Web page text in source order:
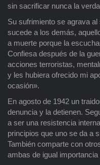
sin sacrificar nunca la
Su sufrimiento se agrava
sucede a los demás,
a muerte porque la
Confiesa después de la
acciones terroristas,
y les hubiera ofrecido mi
ocasión».
En agosto de 1942 un
denuncia y la detienen.
a ser una resistencia
principios que uno se da a
También comparte con
ambas de igual